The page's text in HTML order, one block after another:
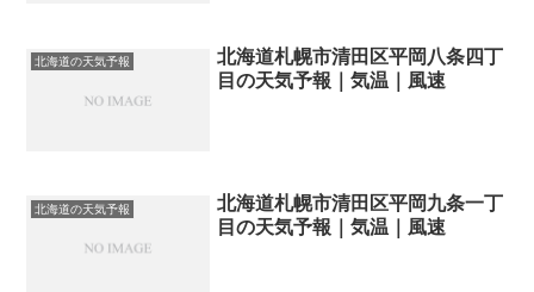
北海道の天気予報
北海道札幌市清田区平岡八条四丁
目の天気予報｜気温｜風速
北海道の天気予報
北海道札幌市清田区平岡九条一丁
目の天気予報｜気温｜風速